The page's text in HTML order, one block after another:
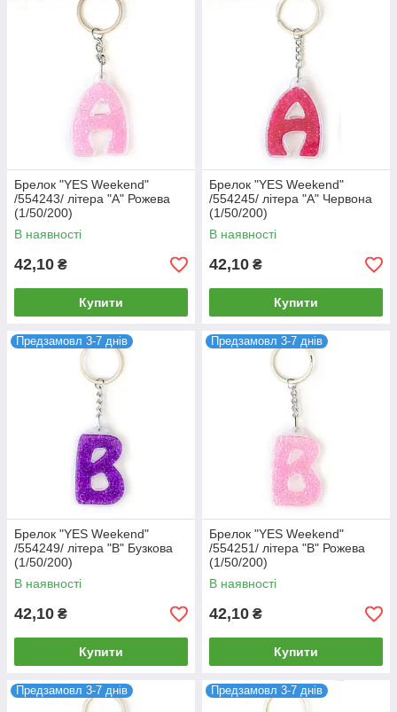
Брелок "YES Weekend"
/554243/ літера "А" Рожева
(1/50/200)
В наявності
42,10 ₴
Купити
Брелок "YES Weekend"
/554245/ літера "А" Червона
(1/50/200)
В наявності
42,10 ₴
Купити
Предзамовл 3-7 днів
Брелок "YES Weekend"
/554249/ літера "B" Бузкова
(1/50/200)
В наявності
42,10 ₴
Купити
Предзамовл 3-7 днів
Брелок "YES Weekend"
/554251/ літера "B" Рожева
(1/50/200)
В наявності
42,10 ₴
Купити
Предзамовл 3-7 днів Предзамовл 3-7 днів